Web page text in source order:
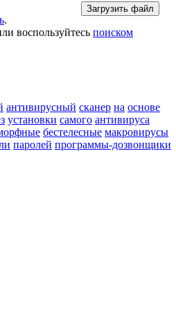
.
воспользуйтесь поиском
антивирусный сканер на основе
установки самого антивируса
бестелесные макровирусы
паролей программы-дозвонщики